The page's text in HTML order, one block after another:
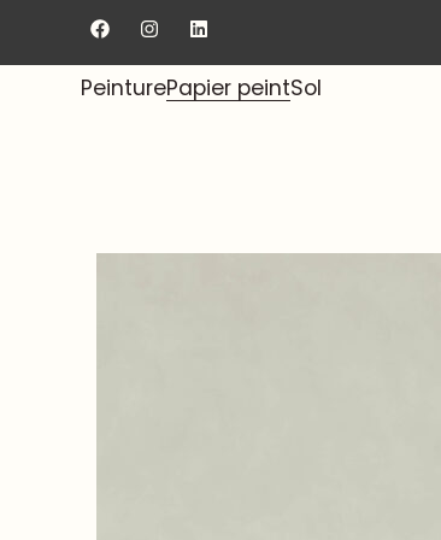
Livraison gratuite au showroom.
PeinturePapier peintSol